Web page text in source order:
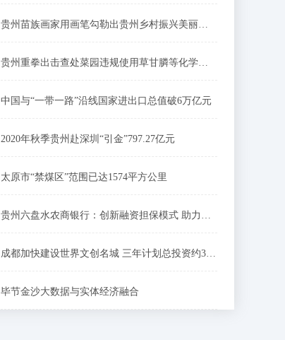
贵州苗族画家用画笔勾勒出贵州乡村振兴美丽蓝图
贵州重拳出击查处菜园违规使用草甘膦等化学除草剂
中国与“一带一路”沿线国家进出口总值破6万亿元
2020年秋季贵州赴深圳“引金”797.27亿元
太原市“禁煤区”范围已达1574平方公里
贵州六盘水农商银行：创新融资担保模式 助力农业产业发展
成都加快建设世界文创名城 三年计划总投资约3480亿元
毕节金沙大数据与实体经济融合